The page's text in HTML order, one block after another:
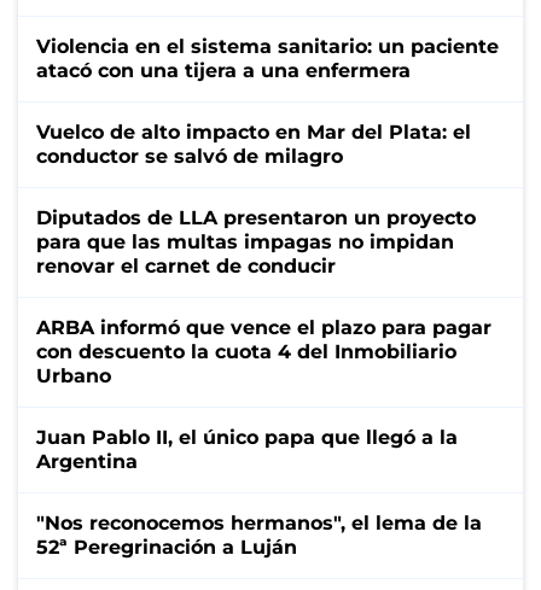
Violencia en el sistema sanitario: un paciente
atacó con una tijera a una enfermera
Vuelco de alto impacto en Mar del Plata: el
conductor se salvó de milagro
Diputados de LLA presentaron un proyecto
para que las multas impagas no impidan
renovar el carnet de conducir
ARBA informó que vence el plazo para pagar
con descuento la cuota 4 del Inmobiliario
Urbano
Juan Pablo II, el único papa que llegó a la
Argentina
"Nos reconocemos hermanos", el lema de la
52ª Peregrinación a Luján